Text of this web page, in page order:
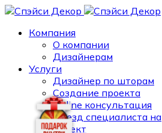
Компания
О компании
Дизайнерам
Услуги
Дизайнер по шторам
Создание проекта
Online консультация
Выезд специалиста на
объект